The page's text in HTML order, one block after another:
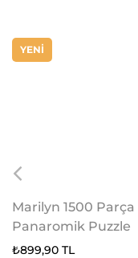
YENİ
Marilyn 1500 Parça
Panaromik Puzzle
₺899,90 TL